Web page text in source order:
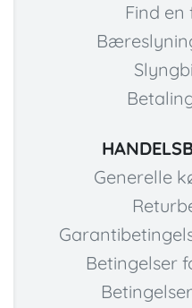
Find
Generelle
Betingelser